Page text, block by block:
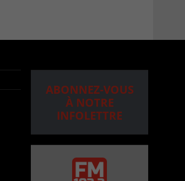
ABONNEZ-VOUS
À NOTRE
INFOLETTRE